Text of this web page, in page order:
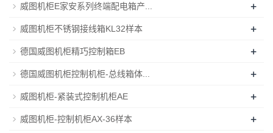
威图机柜E家安系列终端配电箱产... +
威图机柜不锈钢接线箱KL32样本 +
德国威图机柜精巧控制箱EB +
德国威图机柜控制机柜-总线箱体... +
威图机柜-紧装式控制机柜AE +
威图机柜-控制机柜AX-36样本 +